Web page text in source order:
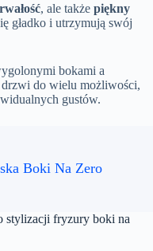
, ale także piękny
gładko i utrzymują swój
bokami a
drzwi do wielu możliwości,
gustów.
Boki Na Zero
stylizacji fryzury boki na